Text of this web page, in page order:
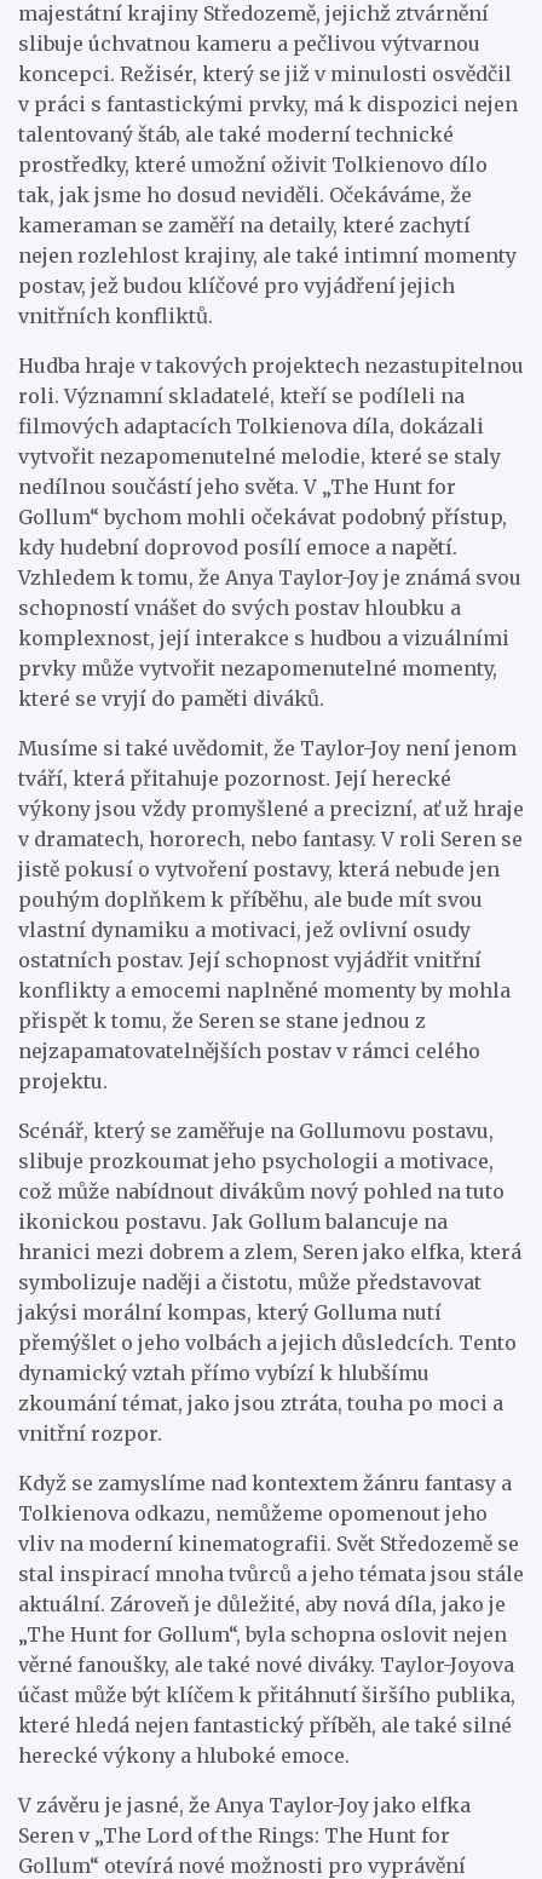
majestátní krajiny Středozemě, jejichž ztvárnění
slibuje úchvatnou kameru a pečlivou výtvarnou
koncepci. Režisér, který se již v minulosti osvědčil
v práci s fantastickými prvky, má k dispozici nejen
talentovaný štáb, ale také moderní technické
prostředky, které umožní oživit Tolkienovo dílo
tak, jak jsme ho dosud neviděli. Očekáváme, že
kameraman se zaměří na detaily, které zachytí
nejen rozlehlost krajiny, ale také intimní momenty
postav, jež budou klíčové pro vyjádření jejich
vnitřních konfliktů.
Hudba hraje v takových projektech nezastupitelnou
roli. Významní skladatelé, kteří se podíleli na
filmových adaptacích Tolkienova díla, dokázali
vytvořit nezapomenutelné melodie, které se staly
nedílnou součástí jeho světa. V „The Hunt for
Gollum“ bychom mohli očekávat podobný přístup,
kdy hudební doprovod posílí emoce a napětí.
Vzhledem k tomu, že Anya Taylor-Joy je známá svou
schopností vnášet do svých postav hloubku a
komplexnost, její interakce s hudbou a vizuálními
prvky může vytvořit nezapomenutelné momenty,
které se vryjí do paměti diváků.
Musíme si také uvědomit, že Taylor-Joy není jenom
tváří, která přitahuje pozornost. Její herecké
výkony jsou vždy promyšlené a precizní, ať už hraje
v dramatech, hororech, nebo fantasy. V roli Seren se
jistě pokusí o vytvoření postavy, která nebude jen
pouhým doplňkem k příběhu, ale bude mít svou
vlastní dynamiku a motivaci, jež ovlivní osudy
ostatních postav. Její schopnost vyjádřit vnitřní
konflikty a emocemi naplněné momenty by mohla
přispět k tomu, že Seren se stane jednou z
nejzapamatovatelnějších postav v rámci celého
projektu.
Scénář, který se zaměřuje na Gollumovu postavu,
slibuje prozkoumat jeho psychologii a motivace,
což může nabídnout divákům nový pohled na tuto
ikonickou postavu. Jak Gollum balancuje na
hranici mezi dobrem a zlem, Seren jako elfka, která
symbolizuje naději a čistotu, může představovat
jakýsi morální kompas, který Golluma nutí
přemýšlet o jeho volbách a jejich důsledcích. Tento
dynamický vztah přímo vybízí k hlubšímu
zkoumání témat, jako jsou ztráta, touha po moci a
vnitřní rozpor.
Když se zamyslíme nad kontextem žánru fantasy a
Tolkienova odkazu, nemůžeme opomenout jeho
vliv na moderní kinematografii. Svět Středozemě se
stal inspirací mnoha tvůrců a jeho témata jsou stále
aktuální. Zároveň je důležité, aby nová díla, jako je
„The Hunt for Gollum“, byla schopna oslovit nejen
věrné fanoušky, ale také nové diváky. Taylor-Joyova
účast může být klíčem k přitáhnutí širšího publika,
které hledá nejen fantastický příběh, ale také silné
herecké výkony a hluboké emoce.
V závěru je jasné, že Anya Taylor-Joy jako elfka
Seren v „The Lord of the Rings: The Hunt for
Gollum“ otevírá nové možnosti pro vyprávění